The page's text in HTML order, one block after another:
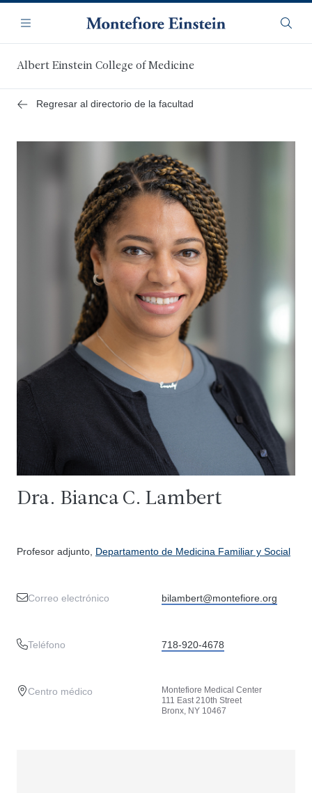
contenido
principal
Navegación
Menú
Albert Einstein College of Medicine
Regresar al directorio de la facultad
Dra. Bianca C. Lambert
Profesor adjunto, Departamento de Medicina Familiar y Social
Correo electrónico bilambert@montefiore.org
Teléfono 718-920-4678
Centro médico
Montefiore Medical Center
111 East 210th Street
Bronx, NY 10467